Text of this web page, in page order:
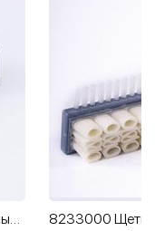
03704028-31 Ремень кожаный черный с тиснением Колосок